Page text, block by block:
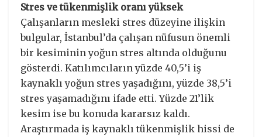
Stres ve tükenmişlik oranı yüksek
Çalışanların mesleki stres düzeyine ilişkin
bulgular, İstanbul’da çalışan nüfusun önemli
bir kesiminin yoğun stres altında olduğunu
gösterdi. Katılımcıların yüzde 40,5’i iş
kaynaklı yoğun stres yaşadığını, yüzde 38,5’i
stres yaşamadığını ifade etti. Yüzde 21’lik
kesim ise bu konuda kararsız kaldı.
Araştırmada iş kaynaklı tükenmişlik hissi de